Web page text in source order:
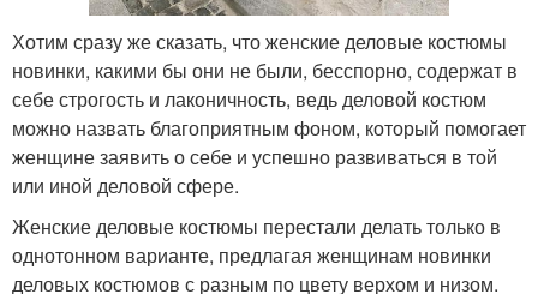
Хотим сразу же сказать, что женские деловые костюмы
новинки, какими бы они не были, бесспорно, содержат в
себе строгость и лаконичность, ведь деловой костюм
можно назвать благоприятным фоном, который помогает
женщине заявить о себе и успешно развиваться в той
или иной деловой сфере.
Женские деловые костюмы перестали делать только в
однотонном варианте, предлагая женщинам новинки
деловых костюмов с разным по цвету верхом и низом.